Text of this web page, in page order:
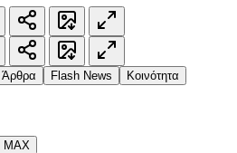
Άρθρα Flash News Κοινότητα
MAX